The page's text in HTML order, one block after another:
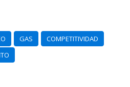
GAS
COMPETITIVIDAD